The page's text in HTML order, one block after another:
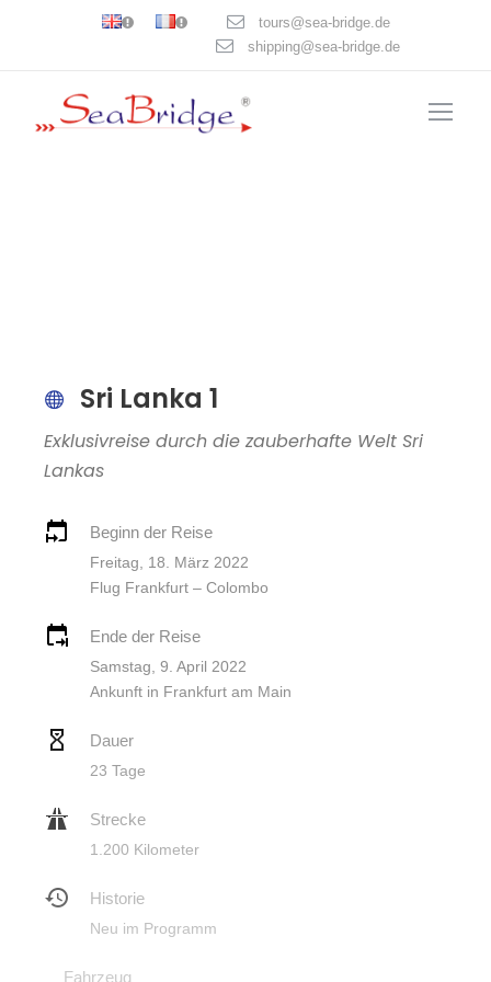
tours@sea-bridge.de
shipping@sea-bridge.de
Sri Lanka 1
Exklusivreise durch die zauberhafte Welt Sri
Lankas
Beginn der Reise
Freitag, 18. März 2022
Flug Frankfurt – Colombo
Ende der Reise
Samstag, 9. April 2022
Ankunft in Frankfurt am Main
Dauer
23 Tage
Strecke
1.200 Kilometer
Historie
Neu im Programm
Fahrzeug